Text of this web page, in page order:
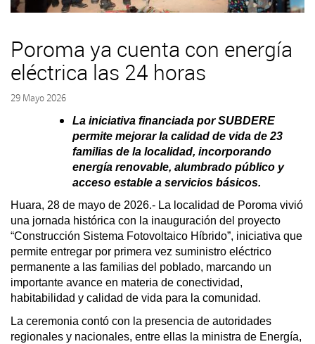
Poroma ya cuenta con energía
eléctrica las 24 horas
29 Mayo 2026
La iniciativa financiada por SUBDERE
permite mejorar la calidad de vida de 23
familias de la localidad, incorporando
energía renovable, alumbrado público y
acceso estable a servicios básicos.
Huara, 28 de mayo de 2026.- La localidad de Poroma vivió
una jornada histórica con la inauguración del proyecto
“Construcción Sistema Fotovoltaico Híbrido”, iniciativa que
permite entregar por primera vez suministro eléctrico
permanente a las familias del poblado, marcando un
importante avance en materia de conectividad,
habitabilidad y calidad de vida para la comunidad.
La ceremonia contó con la presencia de autoridades
regionales y nacionales, entre ellas la ministra de Energía,